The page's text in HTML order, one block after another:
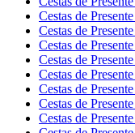
Cestas de
Cestas de
Cestas de
Cestas de
Cestas de
Cestas de
Cestas de
Cestas de